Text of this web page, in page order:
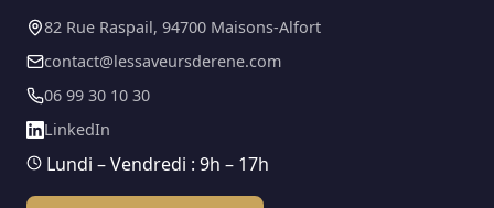
82 Rue Raspail, 94700 Maisons-Alfort
contact@lessaveursderene.com
06 99 30 10 30
LinkedIn
Lundi – Vendredi : 9h – 17h